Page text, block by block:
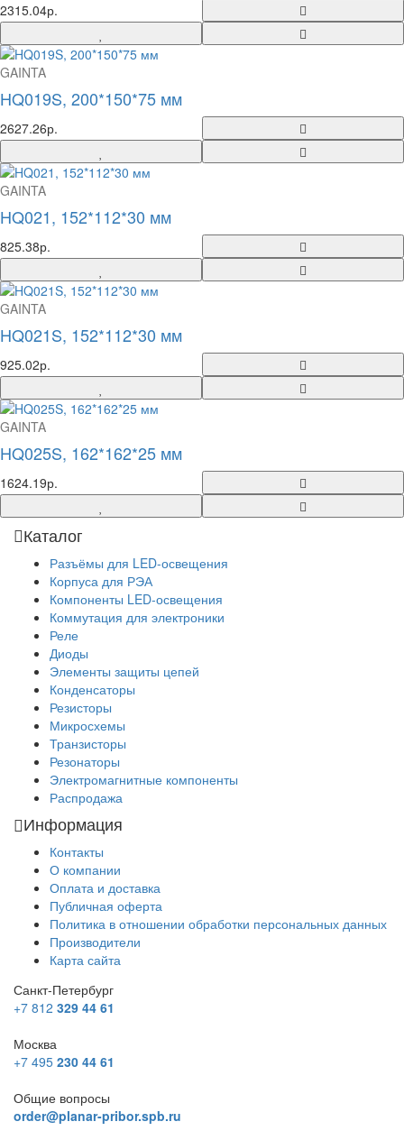
2315.04р.
GAINTA
HQ019S, 200*150*75 мм
2627.26р.
GAINTA
HQ021, 152*112*30 мм
825.38р.
GAINTA
HQ021S, 152*112*30 мм
925.02р.
GAINTA
HQ025S, 162*162*25 мм
1624.19р.
Каталог
Разъёмы для LED-освещения
Корпуса для РЭА
Компоненты LED-освещения
Коммутация для электроники
Реле
Диоды
Элементы защиты цепей
Конденсаторы
Резисторы
Микросхемы
Транзисторы
Резонаторы
Электромагнитные компоненты
Распродажа
Информация
Контакты
О компании
Оплата и доставка
Публичная оферта
Политика в отношении обработки персональных данных
Производители
Карта сайта
Санкт-Петербург
+7 812 329 44 61
Москва
+7 495 230 44 61
Общие вопросы
order@planar-pribor.spb.ru